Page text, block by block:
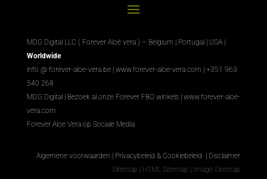
MDG Digital LLC ( Forever Aloë vera ) – Belgium | Portugal | USA |
Worldwide
info @ forever-aloe-vera.be | www.forever-aloe-vera.com | +351 963
540 268
MDG Digital
Bezoek al onze Forever FBO winkels| www.forever-aloe-
vera.com
Forever Aloe Vera op Sociale Media
Algemene voorwaarden Privacybeleid & Cookiebeleid
Disclaimer
Sitemap
HTML Sitemap Image Sitemap